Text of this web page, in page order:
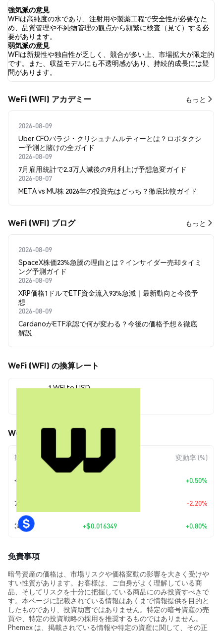
中立 でした。 最後に、WFI に関するニュース記事が 0 件公開され
ました。 Twitterでは、NaN% のツイートが強気の感情を示し、
NaN% のツイートが弱気の感情を示しました。 NaN% のツイート
は WFI に対して中立的でした。 これらの感情分析は 0 件のツイー
トに基づいています。
強気派の意見
WFIは高純度の水であり、注射用や製薬工程で安全性が必要なた
め、品質管理や不純物管理の観点から頻繁に検査（見て）する必
要があります。
弱気派の意見
WFIは新規性や独自性が乏しく、競合が多い上、市場拡大が限定的
です。また、収益モデルにも不透明感があり、持続的成長には疑
問があります。
WeFi (WFI) アカデミー もっと
2026-08-09
Uber CFOバラジ・クリシュナムルティーとは？ロボタクシ
ー予測と賭けの全ガイド
2026-08-09
7月雇用統計で2.3万人減後の9月利上げ予想急変ガイド
2026-08-07
META vs MU株 2026年の投資先はどっち？徹底比較ガイド
WeFi (WFI) ブログ もっと
2026-08-09
SpaceX株価23%急騰の理由とは？インサイダー売却タイミ
ング予測ガイド
2026-08-09
XRP価格1ドルでETF資金流入93%急減｜最新動向と今後予
想
2026-08-09
CardanoがETF承認で何が変わる？今後の価格予想＆徹底
解説
WeFi (WFI) の換算レート
1 WFI to USD
WeFi (WFI) の価格変動
期間 金額変動 変動率 (%)
今日 +0.50%
7日 -2.20%
30日 +$0.016349 +0.80%
免責事項
暗号資産の価格は、市場リスクや価格変動の影響を大きく受けや
すい性質があります。お客様は、ご自身がよく理解している商
品、そしてリスクを十分に把握している商品にのみ投資すべきで
す。本ページに記載されている情報はあくまで情報提供を目的と
したものであり、投資助言ではありません。特定の暗号資産の売
買や、特定の投資戦略の採用を推奨するものではありません。
Phemex は、掲載されている情報や特定の資産に関して、その正